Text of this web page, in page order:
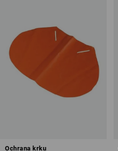
Ochrana krku